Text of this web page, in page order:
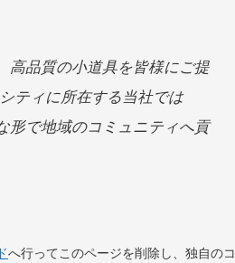
高品質の小道具を皆様にご提
ティに所在する当社では
形で地域のコミュニティへ貢
へ行ってこのページを削除し、独自のコ